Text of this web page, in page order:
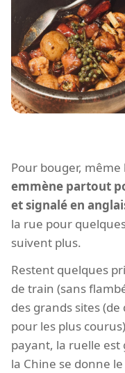
Pour bouger, même
emmène partout
et signalé en
la rue pour
suivent plus.
Restent quelques
de train (sans
des grands sites
pour les plus
payant, la ruelle
la Chine se donne